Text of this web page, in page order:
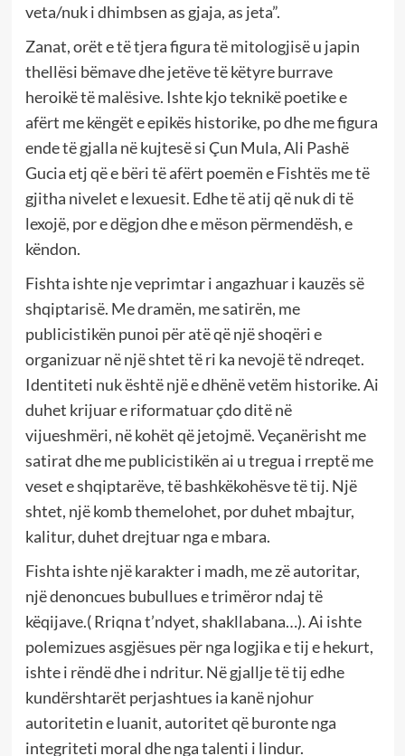
veta/nuk i dhimbsen as gjaja, as jeta”.
Zanat, orët e të tjera figura të mitologjisë u japin
thellësi bëmave dhe jetëve të këtyre burrave
heroikë të malësive. Ishte kjo teknikë poetike e
afërt me këngët e epikës historike, po dhe me figura
ende të gjalla në kujtesë si Çun Mula, Ali Pashë
Gucia etj që e bëri të afërt poemën e Fishtës me të
gjitha nivelet e lexuesit. Edhe të atij që nuk di të
lexojë, por e dëgjon dhe e mëson përmendësh, e
këndon.
Fishta ishte nje veprimtar i angazhuar i kauzës së
shqiptarisë. Me dramën, me satirën, me
publicistikën punoi për atë që një shoqëri e
organizuar në një shtet të ri ka nevojë të ndreqet.
Identiteti nuk është një e dhënë vetëm historike. Ai
duhet krijuar e riformatuar çdo ditë në
vijueshmëri, në kohët që jetojmë. Veçanërisht me
satirat dhe me publicistikën ai u tregua i rreptë me
veset e shqiptarëve, të bashkëkohësve të tij. Një
shtet, një komb themelohet, por duhet mbajtur,
kalitur, duhet drejtuar nga e mbara.
Fishta ishte një karakter i madh, me zë autoritar,
një denoncues bubullues e trimëror ndaj të
këqijave.( Rriqna t’ndyet, shakllabana…). Ai ishte
polemizues asgjësues për nga logjika e tij e hekurt,
ishte i rëndë dhe i ndritur. Në gjallje të tij edhe
kundërshtarët perjashtues ia kanë njohur
autoritetin e luanit, autoritet që buronte nga
integriteti moral dhe nga talenti i lindur.